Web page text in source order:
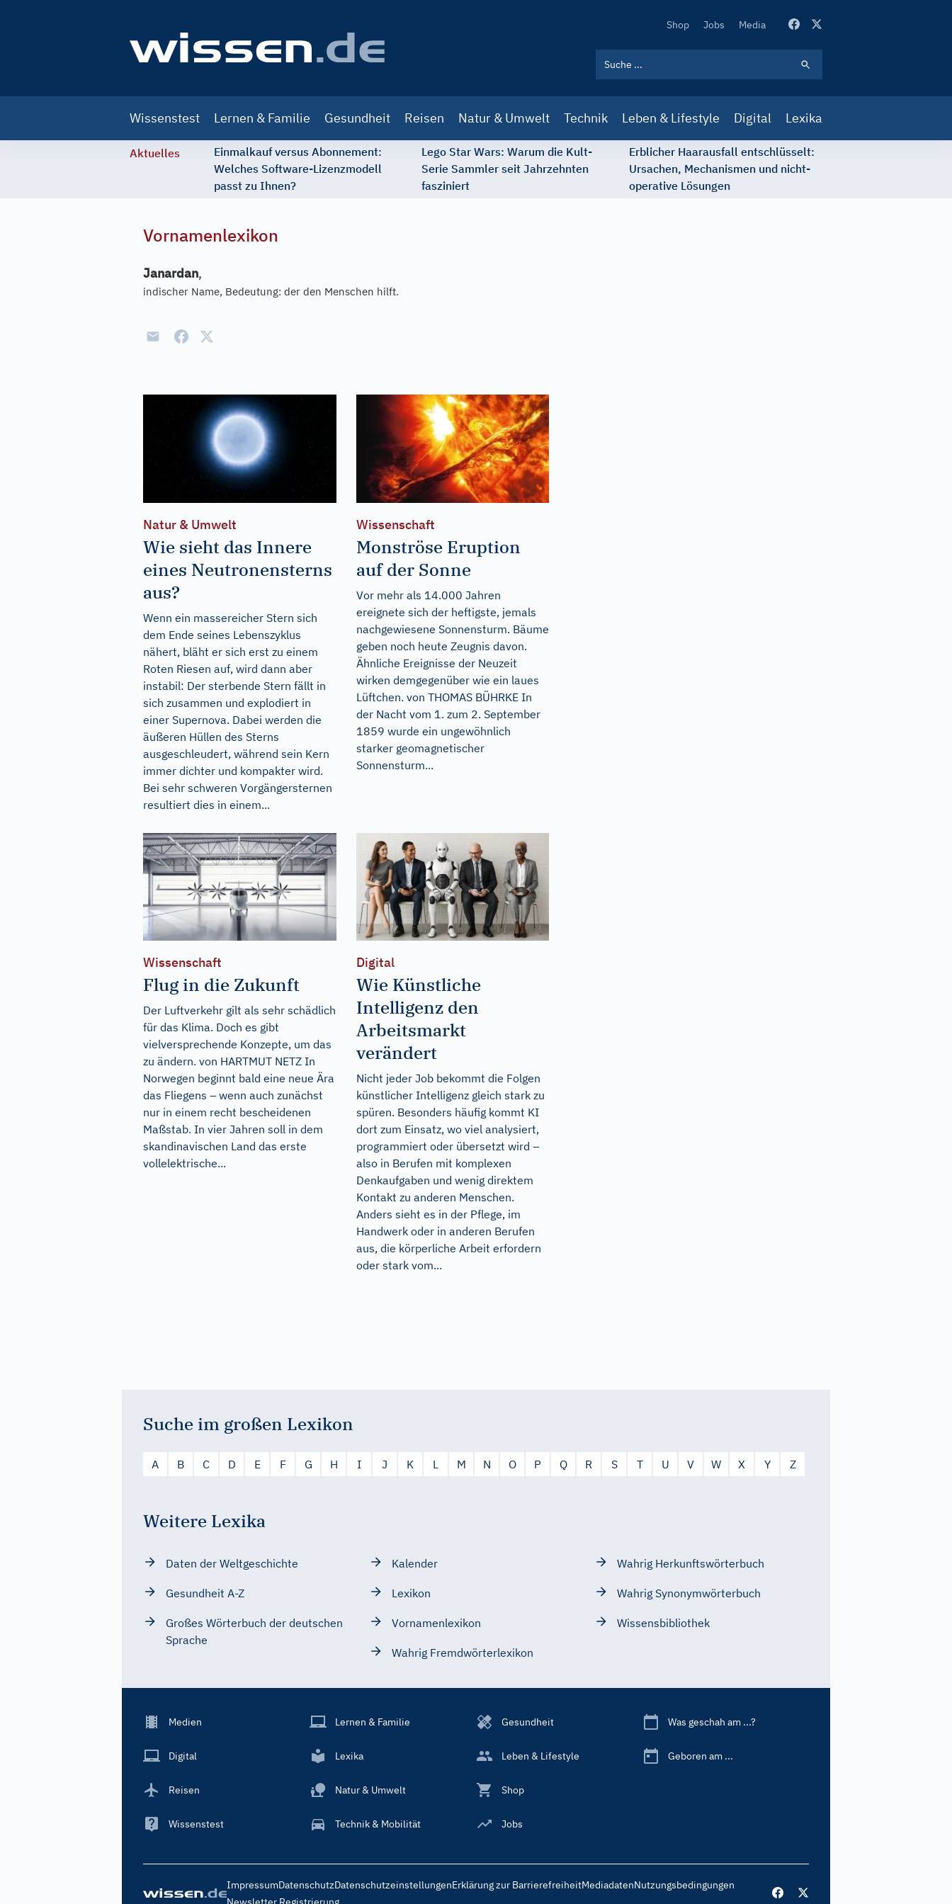
Secondary
Shop Jobs Media
navigation
Wissenstest Lernen & Familie Gesundheit Reisen Natur & Umwelt Technik Leben & Lifestyle Digital Lexika
Aktuelles
Einmalkauf versus Abonnement:
Welches Software-Lizenzmodell
passt zu Ihnen?
Lego Star Wars: Warum die Kult-
Serie Sammler seit Jahrzehnten
fasziniert
Erblicher Haarausfall entschlüsselt:
Ursachen, Mechanismen und nicht-
operative Lösungen
Vornamenlexikon
Janardan,
indischer Name, Bedeutung: der den Menschen hilft.
Natur & Umwelt
Wie sieht das Innere
eines Neutronensterns
aus?
Wenn ein massereicher Stern sich
dem Ende seines Lebenszyklus
nähert, bläht er sich erst zu einem
Roten Riesen auf, wird dann aber
instabil: Der sterbende Stern fällt in
sich zusammen und explodiert in
einer Supernova. Dabei werden die
äußeren Hüllen des Sterns
ausgeschleudert, während sein Kern
immer dichter und kompakter wird.
Bei sehr schweren Vorgängersternen
resultiert dies in einem...
Wissenschaft
Monströse Eruption
auf der Sonne
Vor mehr als 14.000 Jahren
ereignete sich der heftigste, jemals
nachgewiesene Sonnensturm. Bäume
geben noch heute Zeugnis davon.
Ähnliche Ereignisse der Neuzeit
wirken demgegenüber wie ein laues
Lüftchen. von THOMAS BÜHRKE In
der Nacht vom 1. zum 2. September
1859 wurde ein ungewöhnlich
starker geomagnetischer
Sonnensturm...
Wissenschaft
Flug in die Zukunft
Der Luftverkehr gilt als sehr schädlich
für das Klima. Doch es gibt
vielversprechende Konzepte, um das
zu ändern. von HARTMUT NETZ In
Norwegen beginnt bald eine neue Ära
das Fliegens – wenn auch zunächst
nur in einem recht bescheidenen
Maßstab. In vier Jahren soll in dem
skandinavischen Land das erste
vollelektrische...
Digital
Wie Künstliche
Intelligenz den
Arbeitsmarkt
verändert
Nicht jeder Job bekommt die Folgen
künstlicher Intelligenz gleich stark zu
spüren. Besonders häufig kommt KI
dort zum Einsatz, wo viel analysiert,
programmiert oder übersetzt wird –
also in Berufen mit komplexen
Denkaufgaben und wenig direktem
Kontakt zu anderen Menschen.
Anders sieht es in der Pflege, im
Handwerk oder in anderen Berufen
aus, die körperliche Arbeit erfordern
oder stark vom...
Suche im großen Lexikon
A B C D E F G H I J K L M N O P Q R S T U V W X Y Z
Weitere Lexika
Daten der Weltgeschichte
Gesundheit A-Z
Großes Wörterbuch der deutschen
Sprache
Kalender
Lexikon
Vornamenlexikon
Wahrig Fremdwörterlexikon
Wahrig Herkunftswörterbuch
Wahrig Synonymwörterbuch
Wissensbibliothek
Footer
Main
Medien
Digital
Reisen
Wissenstest
Lernen & Familie
Lexika
Natur & Umwelt
Technik & Mobilität
Gesundheit
Leben & Lifestyle
Shop
Jobs
Was geschah am ...?
Geboren am ...
Footer
ImpressumDatenschutzDatenschutzeinstellungenErklärung zur BarrierefreiheitMediadatenNutzungsbedingungen